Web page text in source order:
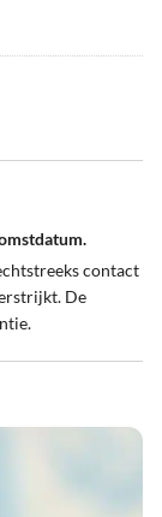
contact
De